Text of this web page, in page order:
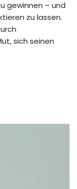
gewinnen – und
zu lassen.
sich seinen